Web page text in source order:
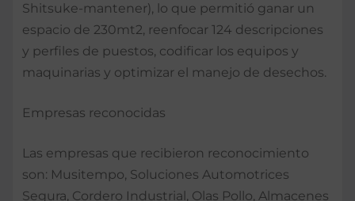
Shitsuke-mantener), lo que permitió ganar un
espacio de 230mt2, reenfocar 124 descripciones
y perfiles de puestos, codificar los equipos y
maquinarias y optimizar el manejo de desechos.
Empresas reconocidas
Las empresas que recibieron reconocimiento
son: Musitempo, Soluciones Automotrices
Segura, Cordero Industrial, Olas Pollo, Almacenes